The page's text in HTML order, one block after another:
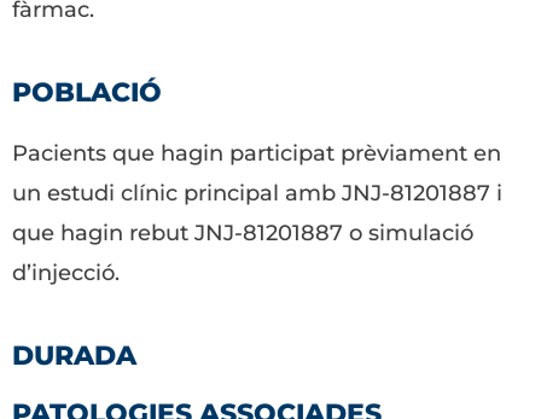
fàrmac.
POBLACIÓ
Pacients que hagin participat prèviament en
un estudi clínic principal amb JNJ-81201887 i
que hagin rebut JNJ-81201887 o simulació
d’injecció.
DURADA